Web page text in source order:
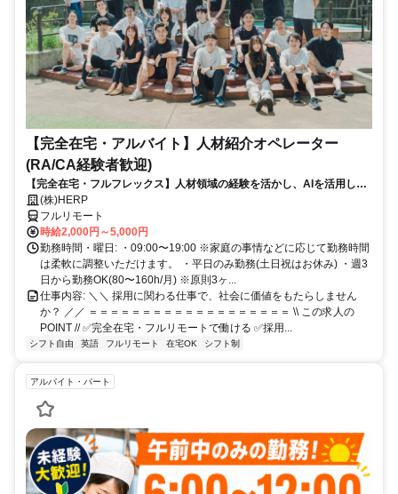
【完全在宅・アルバイト】人材紹介オペレーター
(RA/CA経験者歓迎)
【完全在宅・フルフレックス】人材領域の経験を活かし、AIを活用した
最先端の採用システムに携われる！
(株)HERP
フルリモート
時給2,000円～5,000円
勤務時間・曜日: ・09:00〜19:00 ※家庭の事情などに応じて勤務時間
は柔軟に調整いただけます。 ・平日のみ勤務(土日祝はお休み) ・週3
日から勤務OK(80〜160h/月) ※原則3ヶ...
仕事内容: ＼＼ 採用に関わる仕事で、社会に価値をもたらしません
か？ ／／ ＝＝＝＝＝＝＝＝＝＝＝＝＝＝＝＝＝＝＝ \\ この求人の
POINT // ✅完全在宅・フルリモートで働ける ✅採用...
シフト自由 英語 フルリモート 在宅OK シフト制
アルバイト・パート